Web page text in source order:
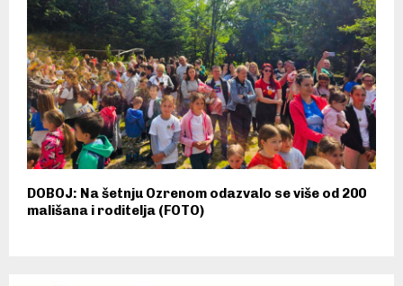
DOBOJ: Na šetnju Ozrenom odazvalo se više od 200
mališana i roditelja (FOTO)